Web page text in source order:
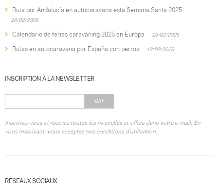
Ruta por Andalucía en autocaravana esta Semana Santa 2025
26/02/2025
Calendario de ferias caravaning 2025 en Europa 19/02/2025
Rutas en autocaravana por España con perros 12/02/2025
INSCRIPTION À LA NEWSLETTER
VA!
Inscrivez-vous et recevez toutes les nouvelles et offres dans votre e-mail. En
vous inscrivant, vous acceptez nos conditions d'utilisation.
RÉSEAUX SOCIAUX